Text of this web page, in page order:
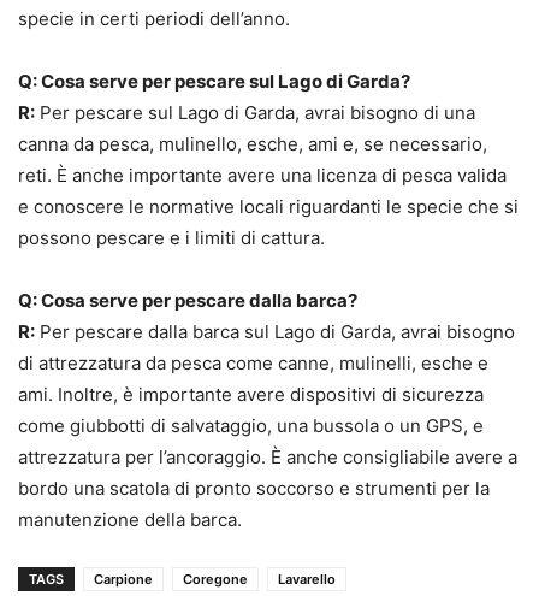
specie in certi periodi dell’anno.
Q: Cosa serve per pescare sul Lago di Garda?
R: Per pescare sul Lago di Garda, avrai bisogno di una
canna da pesca, mulinello, esche, ami e, se necessario,
reti. È anche importante avere una licenza di pesca valida
e conoscere le normative locali riguardanti le specie che si
possono pescare e i limiti di cattura.
Q: Cosa serve per pescare dalla barca?
R: Per pescare dalla barca sul Lago di Garda, avrai bisogno
di attrezzatura da pesca come canne, mulinelli, esche e
ami. Inoltre, è importante avere dispositivi di sicurezza
come giubbotti di salvataggio, una bussola o un GPS, e
attrezzatura per l’ancoraggio. È anche consigliabile avere a
bordo una scatola di pronto soccorso e strumenti per la
manutenzione della barca.
TAGS Carpione Coregone Lavarello